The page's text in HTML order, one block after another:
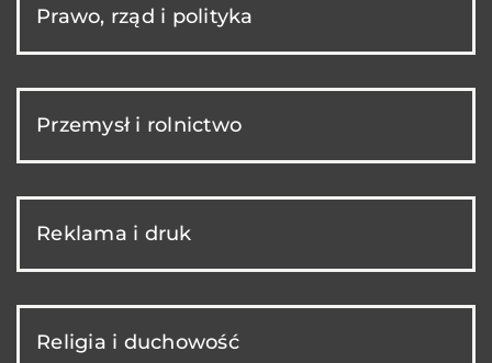
Prawo, rząd i polityka
Przemysł i rolnictwo
Reklama i druk
Religia i duchowość